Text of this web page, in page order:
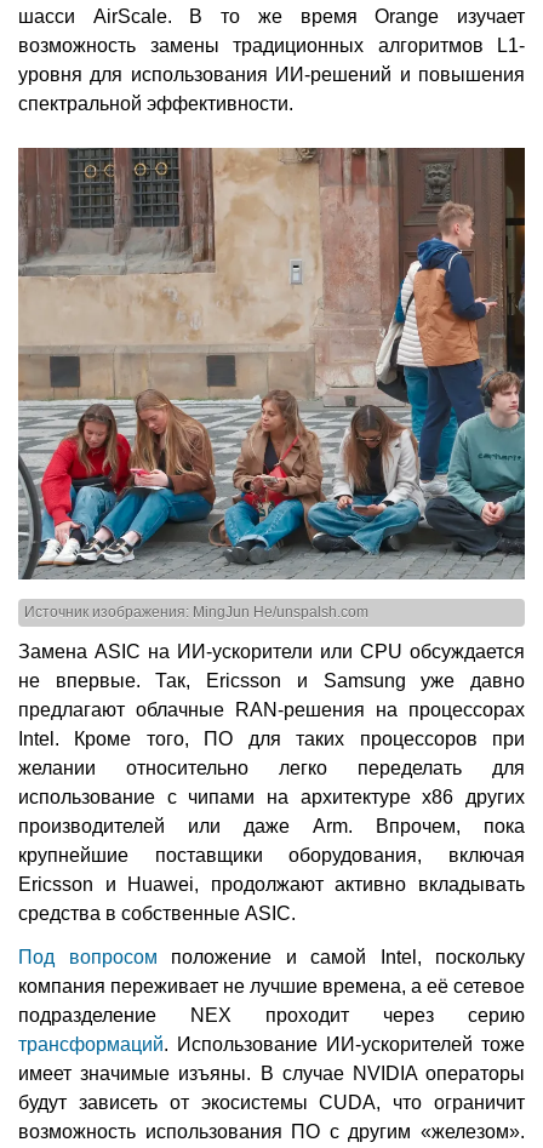
шасси AirScale. В то же время Orange изучает
возможность замены традиционных алгоритмов L1-
уровня для использования ИИ-решений и повышения
спектральной эффективности.
Источник изображения: MingJun He/unspalsh.com
Замена ASIC на ИИ-ускорители или CPU обсуждается
не впервые. Так, Ericsson и Samsung уже давно
предлагают облачные RAN-решения на процессорах
Intel. Кроме того, ПО для таких процессоров при
желании относительно легко переделать для
использование с чипами на архитектуре x86 других
производителей или даже Arm. Впрочем, пока
крупнейшие поставщики оборудования, включая
Ericsson и Huawei, продолжают активно вкладывать
средства в собственные ASIC.
Под вопросом положение и самой Intel, поскольку
компания переживает не лучшие времена, а её сетевое
подразделение NEX проходит через серию
трансформаций. Использование ИИ-ускорителей тоже
имеет значимые изъяны. В случае NVIDIA операторы
будут зависеть от экосистемы CUDA, что ограничит
возможность использования ПО с другим «железом».